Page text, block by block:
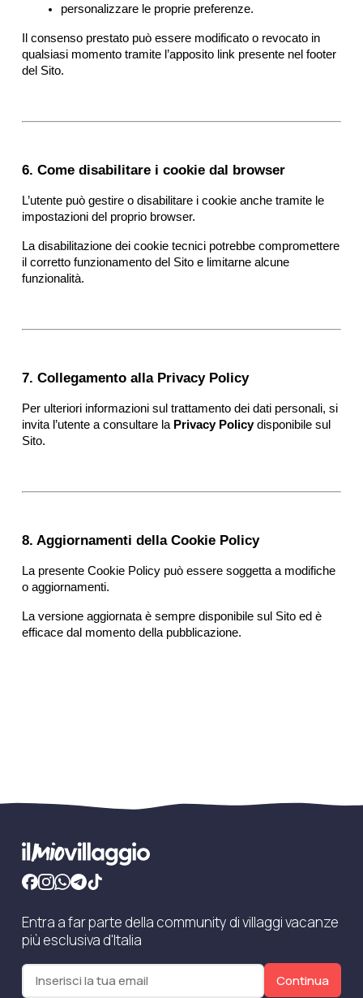
personalizzare le proprie preferenze.
Il consenso prestato può essere modificato o revocato in
qualsiasi momento tramite l’apposito link presente nel footer
del Sito.
6. Come disabilitare i cookie dal browser
L’utente può gestire o disabilitare i cookie anche tramite le
impostazioni del proprio browser.
La disabilitazione dei cookie tecnici potrebbe compromettere
il corretto funzionamento del Sito e limitarne alcune
funzionalità.
7. Collegamento alla Privacy Policy
Per ulteriori informazioni sul trattamento dei dati personali, si
invita l’utente a consultare la Privacy Policy disponibile sul
Sito.
8. Aggiornamenti della Cookie Policy
La presente Cookie Policy può essere soggetta a modifiche
o aggiornamenti.
La versione aggiornata è sempre disponibile sul Sito ed è
efficace dal momento della pubblicazione.
Entra a far parte della community di villaggi vacanze
più esclusiva d'Italia
Continua